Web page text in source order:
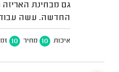
גם מבחינת האריזה
החדשה. עשה
איכות 10 מחיר 10